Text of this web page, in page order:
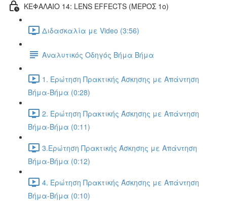
ΚΕΦΑΛΑΙΟ 14: LENS EFFECTS (ΜΕΡΟΣ 1ο)
Διδασκαλία με Video (3:56)
Αναλυτικός Οδηγός Βήμα Βήμα
1. Ερώτηση Πρακτικής Άσκησης με Απάντηση
Βήμα-Βήμα (0:28)
2. Ερώτηση Πρακτικής Άσκησης με Απάντηση
Βήμα-Βήμα (0:11)
3.Ερώτηση Πρακτικής Άσκησης με Απάντηση
Βήμα-Βήμα (0:12)
4. Ερώτηση Πρακτικής Άσκησης με Απάντηση
Βήμα-Βήμα (0:10)